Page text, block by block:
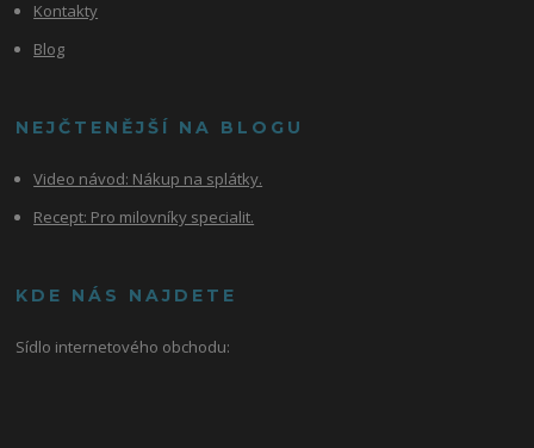
Kontakty
Blog
NEJČTENĚJŠÍ NA BLOGU
Video návod: Nákup na splátky.
Recept: Pro milovníky specialit.
KDE NÁS NAJDETE
Sídlo internetového obchodu: